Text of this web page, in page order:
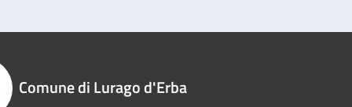
Comune di Lurago d'Erba